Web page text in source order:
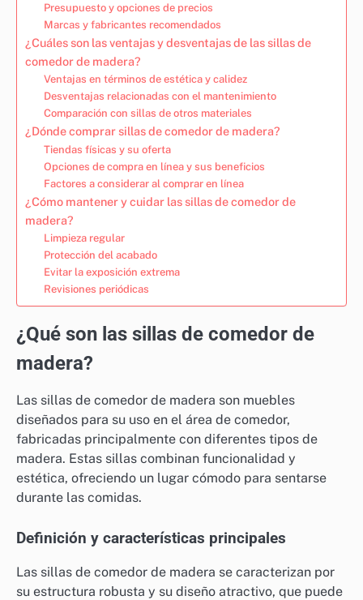
Presupuesto y opciones de precios
Marcas y fabricantes recomendados
¿Cuáles son las ventajas y desventajas de las sillas de
comedor de madera?
Ventajas en términos de estética y calidez
Desventajas relacionadas con el mantenimiento
Comparación con sillas de otros materiales
¿Dónde comprar sillas de comedor de madera?
Tiendas físicas y su oferta
Opciones de compra en línea y sus beneficios
Factores a considerar al comprar en línea
¿Cómo mantener y cuidar las sillas de comedor de
madera?
Limpieza regular
Protección del acabado
Evitar la exposición extrema
Revisiones periódicas
¿Qué son las sillas de comedor de
madera?
Las sillas de comedor de madera son muebles
diseñados para su uso en el área de comedor,
fabricadas principalmente con diferentes tipos de
madera. Estas sillas combinan funcionalidad y
estética, ofreciendo un lugar cómodo para sentarse
durante las comidas.
Definición y características principales
Las sillas de comedor de madera se caracterizan por
su estructura robusta y su diseño atractivo, que puede